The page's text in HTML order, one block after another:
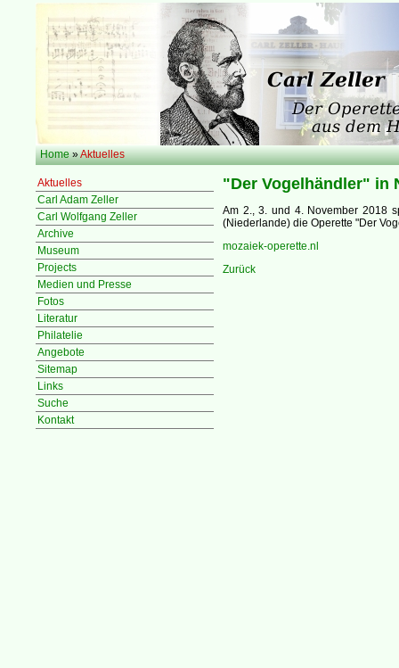
Home »Aktuelles
Aktuelles
Carl Adam Zeller
Carl Wolfgang Zeller
Archive
Museum
Projects
Medien und Presse
Fotos
Literatur
Philatelie
Angebote
Sitemap
Links
Suche
Kontakt
"Der Vogelhändler" in
Am 2., 3. und 4. November 2018
(Niederlande) die Operette "Der
mozaiek-operette.nl
Zurück